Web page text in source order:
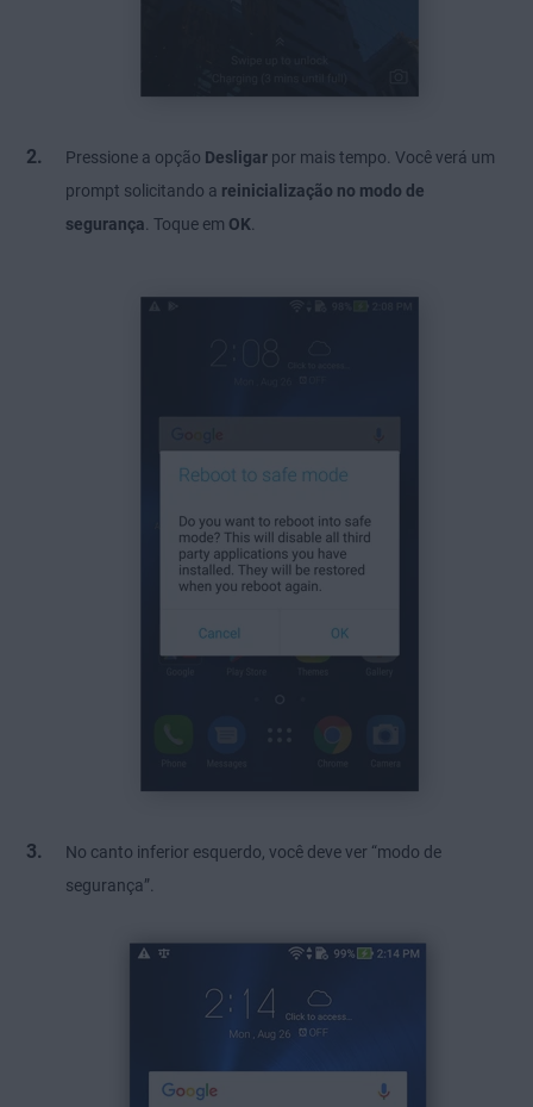
Pressione a opção Desligar por mais tempo. Você verá um
prompt solicitando a reinicialização no modo de
segurança. Toque em OK.
No canto inferior esquerdo, você deve ver “modo de
segurança”.